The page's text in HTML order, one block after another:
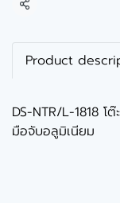
แชร์
Product
DS-NTR/L-1818
มือจับอลูมิเนียม